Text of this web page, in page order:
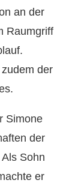
an der
Raumgriff
der
Simone
der
Sohn
er